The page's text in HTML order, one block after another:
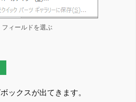
フィールドを選ぶ
ックスが出てきます。